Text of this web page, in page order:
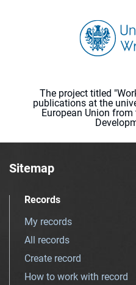
The project titled
publications at the
European Union
Sitemap
Records
My records
All records
Create record
How to work with record